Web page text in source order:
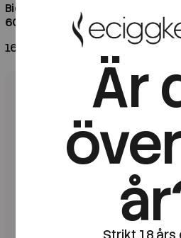
Big Bubble | Watermelon |
60ml Kombofill
169 kr
Är